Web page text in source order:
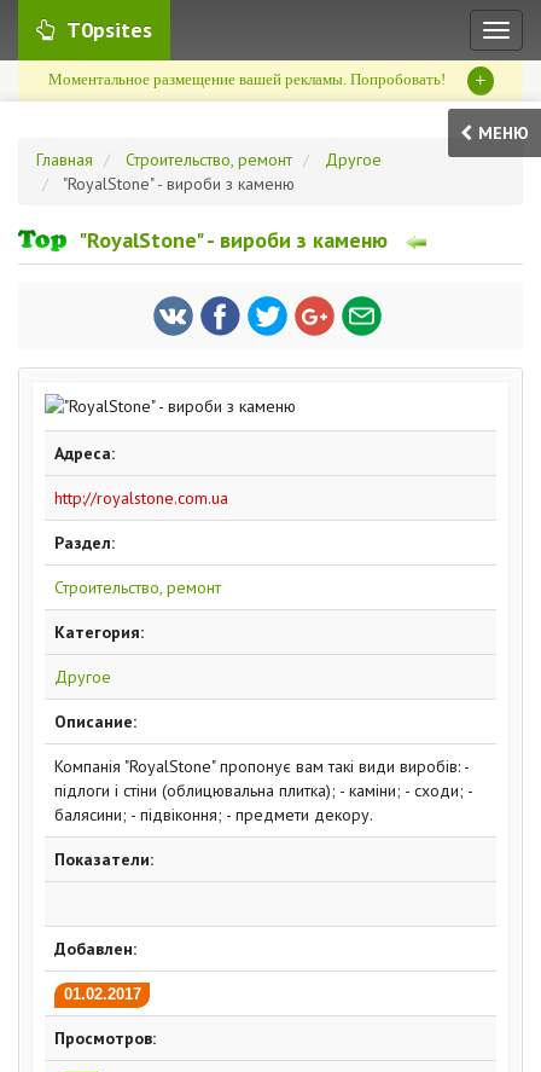
T0psites
Моментальное размещение вашей рекламы. Попробовать! +
МЕНЮ
Главная
Строительство, ремонт
Другое
"RoyalStone" - вироби з каменю
"RoyalStone" - вироби з каменю
Адреса:
http://royalstone.com.ua
Раздел:
Строительство, ремонт
Категория:
Другое
Описание:
Компанія "RoyalStone" пропонує вам такі види виробів: -
підлоги і стіни (облицювальна плитка); - каміни; - сходи; -
балясини; - підвіконня; - предмети декору.
Показатели:
Добавлен:
01.02.2017
Просмотров: